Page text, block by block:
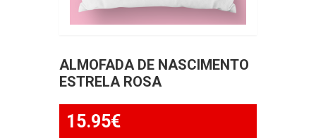
ALMOFADA DE NASCIMENTO
ESTRELA ROSA
15.95€